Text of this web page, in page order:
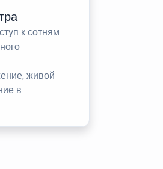
к сотням
живой
в